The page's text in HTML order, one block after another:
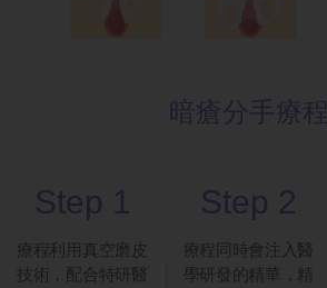
暗瘡分手療程
Step 1
療程利用真空磨皮
技術，配合特研醫
Step 2
療程同時會注入醫
學研發的精華，精